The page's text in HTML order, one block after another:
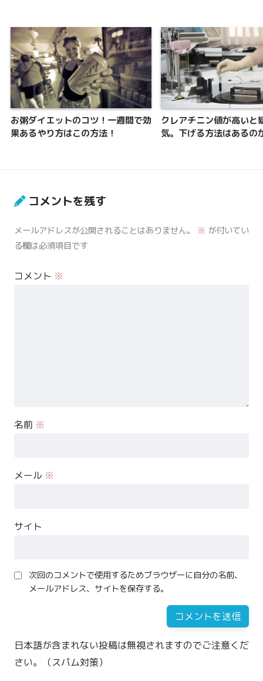
お粥ダイエットのコツ！一週間で効
果あるやり方はこの方法！
クレアチニン値が高いと
気。下げる方法はあるの
コメントを残す
メールアドレスが公開されることはありません。 ※ が付いてい
る欄は必須項目です
コメント ※
名前 ※
メール ※
サイト
次回のコメントで使用するためブラウザーに自分の名前、
メールアドレス、サイトを保存する。
日本語が含まれない投稿は無視されますのでご注意くだ
さい。（スパム対策）